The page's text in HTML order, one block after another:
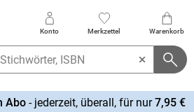
Konto Merkzettel Warenkorb
Abo- jederzeit, überall, für nur7,95 €